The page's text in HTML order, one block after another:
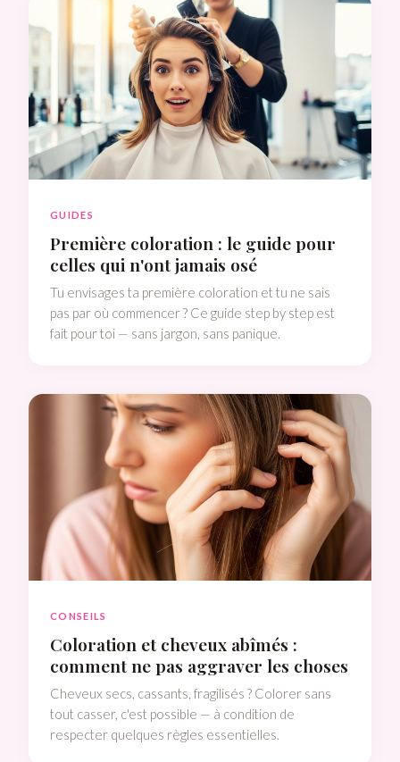
GUIDES
Première coloration : le guide pour
celles qui n'ont jamais osé
Tu envisages ta première coloration et tu ne sais
pas par où commencer ? Ce guide step by step est
fait pour toi — sans jargon, sans panique.
CONSEILS
Coloration et cheveux abîmés :
comment ne pas aggraver les choses
Cheveux secs, cassants, fragilisés ? Colorer sans
tout casser, c'est possible — à condition de
respecter quelques règles essentielles.